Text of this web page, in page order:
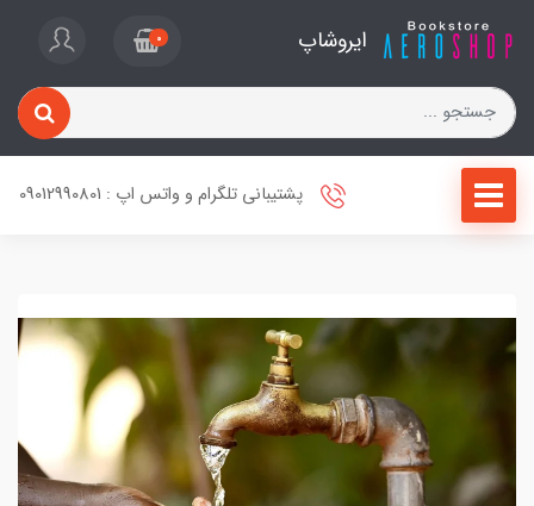
ایروشاپ 0
پشتیبانی تلگرام و واتس اپ : 09012990801